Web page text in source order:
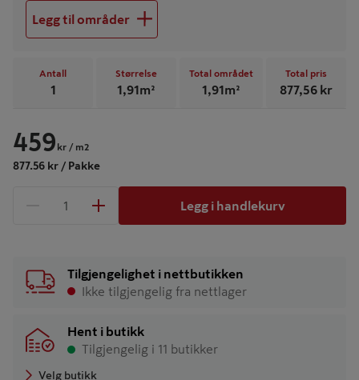
Legg til områder
Antall
1
Størrelse
1,91m²
Total området
1,91m²
Total pris
877,56 kr
459 kr / m2
877.56 kr / Pakke
1 produkter
Legg i handlekurv
Tilgjengelighet i nettbutikken
Ikke tilgjengelig fra nettlager
Hent i butikk
Tilgjengelig i 11 butikker
Velg butikk